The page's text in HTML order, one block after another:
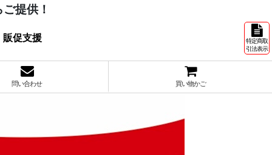
提供！
促支援
特定商取
引法表示
問い合わせ 買い物かご